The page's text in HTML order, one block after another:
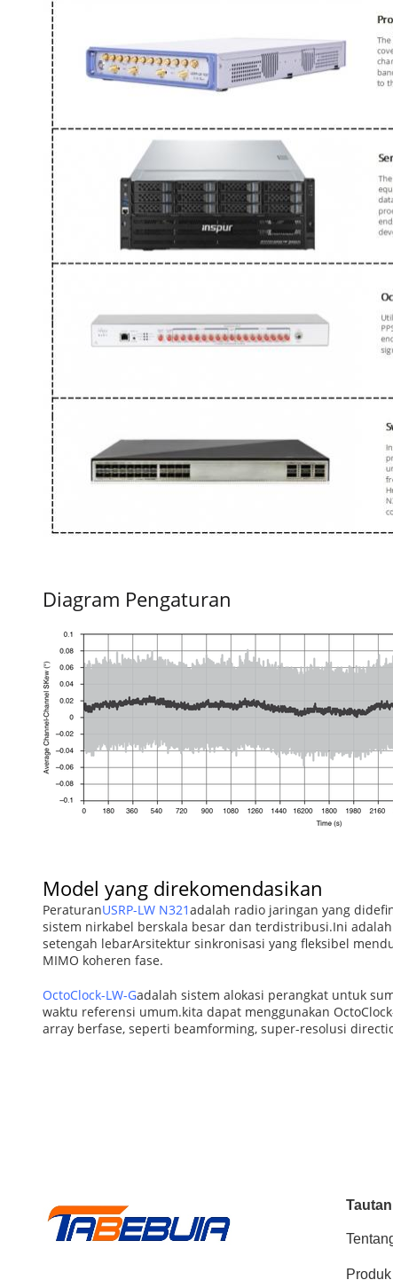
Diagram Pengaturan
Model yang direkomendasikan
PeraturanUSRP-LW N321adalah radio jaringan yang
sistem nirkabel berskala besar dan terdistribusi.Ini
setengah lebarArsitektur sinkronisasi yang fleksibel
MIMO koheren fase.
OctoClock-LW-Gadalah sistem alokasi perangkat untuk
waktu referensi umum.kita dapat menggunakan
array berfase, seperti beamforming, super-resolusi
Produk